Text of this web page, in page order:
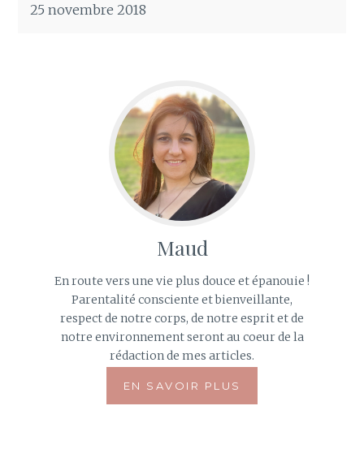
25 novembre 2018
Maud
En route vers une vie plus douce et épanouie !
Parentalité consciente et bienveillante,
respect de notre corps, de notre esprit et de
notre environnement seront au coeur de la
rédaction de mes articles.
EN SAVOIR PLUS